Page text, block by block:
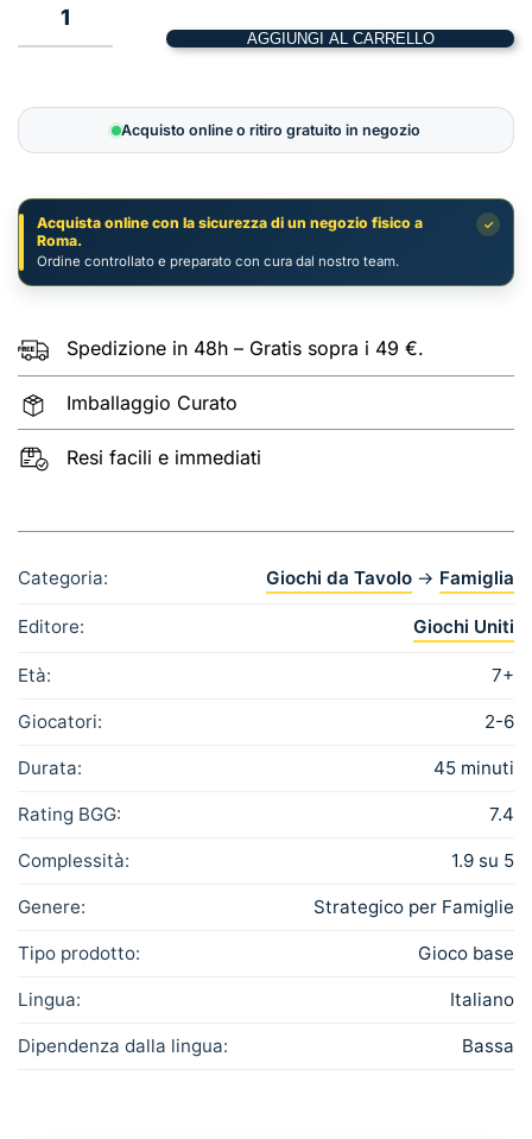
1
Circo
e
quantità
AGGIUNGI AL CARRELLO
Acquisto online o ritiro gratuito in negozio
✓
Acquista online con la sicurezza di un negozio fisico a
Roma.
Ordine controllato e preparato con cura dal nostro team.
Spedizione in 48h – Gratis sopra i 49 €.
Imballaggio Curato
Resi facili e immediati
Categoria: Giochi da Tavolo → Famiglia
Editore: Giochi Uniti
Età: 7+
Giocatori: 2-6
Durata: 45 minuti
Rating BGG: 7.4
Complessità: 1.9 su 5
Genere: Strategico per Famiglie
Tipo prodotto: Gioco base
Lingua: Italiano
Dipendenza dalla lingua: Bassa